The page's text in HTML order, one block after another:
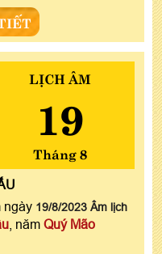
LỊCH ÂM
19
Tháng 8
ngày 19/8/2023 Âm lịch
, năm Quý Mão